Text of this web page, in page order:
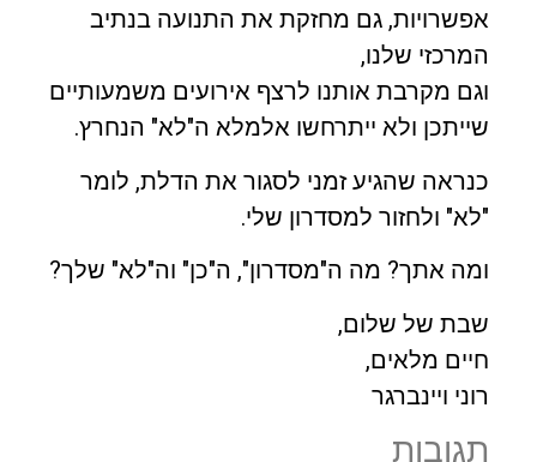
אפשרויות, גם מחזקת את התנועה בנתיב
המרכזי שלנו,
וגם מקרבת אותנו לרצף אירועים משמעותיים
שייתכן ולא ייתרחשו אלמלא ה"לא" הנחרץ.
כנראה שהגיע זמני לסגור את הדלת, לומר
"לא" ולחזור למסדרון שלי.
ומה אתך? מה ה"מסדרון", ה"כן" וה"לא" שלך?
שבת של שלום,
חיים מלאים,
רוני ויינברגר
תגובות